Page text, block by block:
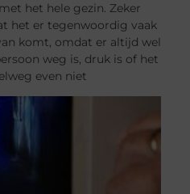
het hele gezin. Zeker
het er tegenwoordig vaak
komt, omdat er altijd wel
weg is, druk is of het
even niet